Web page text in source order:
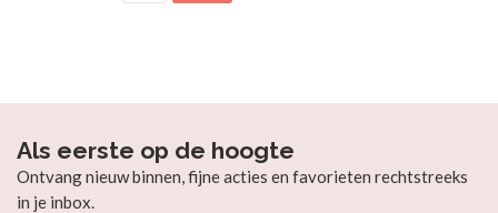
Als eerste op de hoogte
Ontvang nieuw binnen, fijne acties en favorieten rechtstreeks
in je inbox.